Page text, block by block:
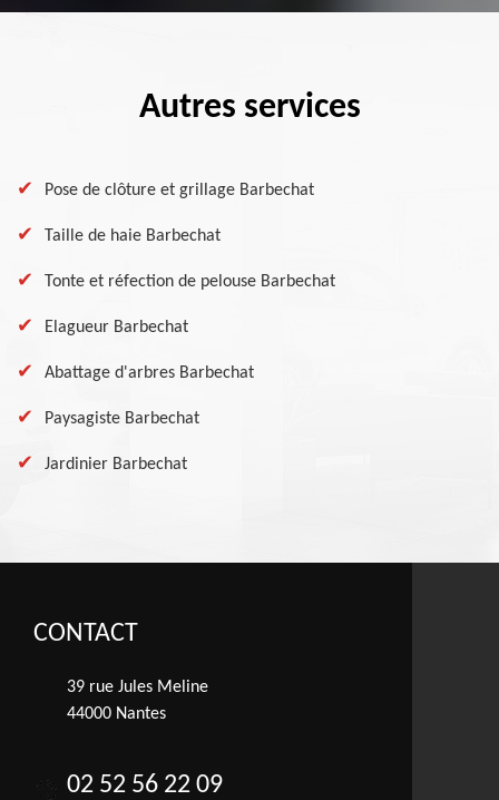
Autres services
Pose de clôture et grillage Barbechat
Taille de haie Barbechat
Tonte et réfection de pelouse Barbechat
Elagueur Barbechat
Abattage d'arbres Barbechat
Paysagiste Barbechat
Jardinier Barbechat
CONTACT
39 rue Jules Meline
44000 Nantes
02 52 56 22 09